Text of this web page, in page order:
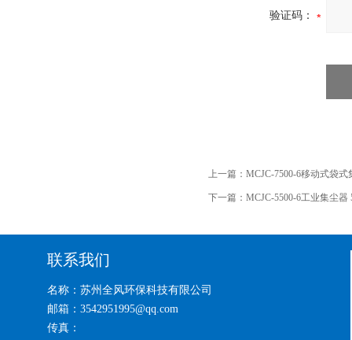
验证码：
上一篇： MCJC-7500-6移动式袋
下一篇： MCJC-5500-6工业集尘
联系我们
名称：苏州全风环保科技有限公司
邮箱：3542951995@qq.com
传真：